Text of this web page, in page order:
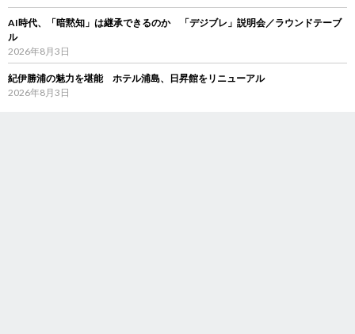
AI時代、「暗黙知」は継承できるのか 「デジブレ」説明会／ラウンドテーブ
ル
2026年8月3日
紀伊勝浦の魅力を堪能 ホテル浦島、日昇館をリニューアル
2026年8月3日